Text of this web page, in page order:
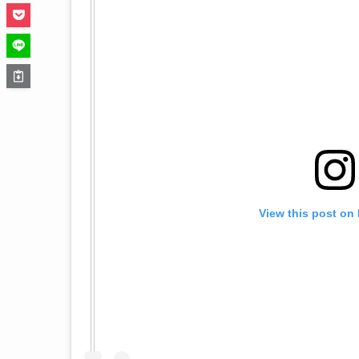
View this post on